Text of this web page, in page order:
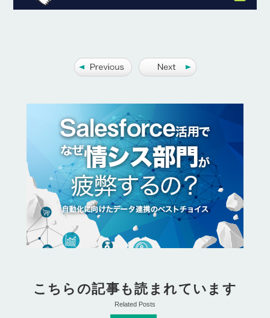
こちらの記事も読まれています
Related Posts